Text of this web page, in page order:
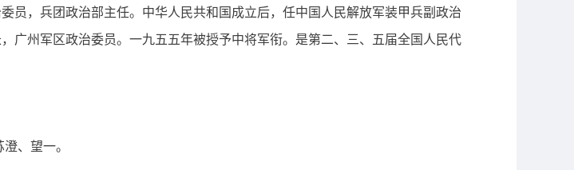
员，兵团政治部主任。中华人民共和国成立后，任中国人民解放军装甲兵副政治
广州军区政治委员。一九五五年被授予中将军衔。是第二、三、五届全国人民代
、望一。